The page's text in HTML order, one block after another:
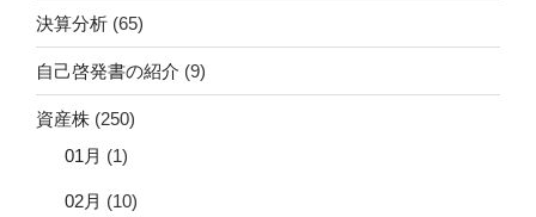
決算分析 (65)
自己啓発書の紹介 (9)
資産株 (250)
01月 (1)
02月 (10)